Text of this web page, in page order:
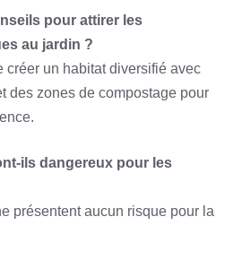
pour attirer les
au jardin ?
créer un habitat diversifié avec
des zones de compostage pour
ils dangereux pour les
présentent aucun risque pour la